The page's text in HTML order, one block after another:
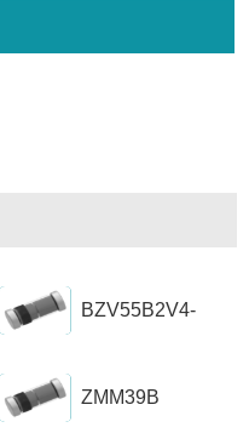
BZV55B2V4-
ZMM39B